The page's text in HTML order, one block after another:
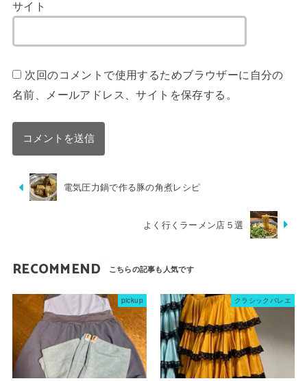
サイト
次回のコメントで使用するためブラウザーに自分の
名前、メールアドレス、サイトを保存する。
電気圧力鍋で作る豚の角煮レシピ
よく行くラーメン店５選
RECOMMEND
pickup クラシックバレエ